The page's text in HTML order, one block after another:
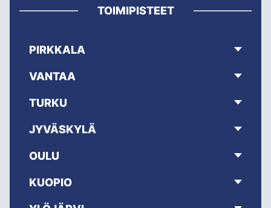
TOIMIPISTEET
PIRKKALA
VANTAA
TURKU
JYVÄSKYLÄ
OULU
KUOPIO